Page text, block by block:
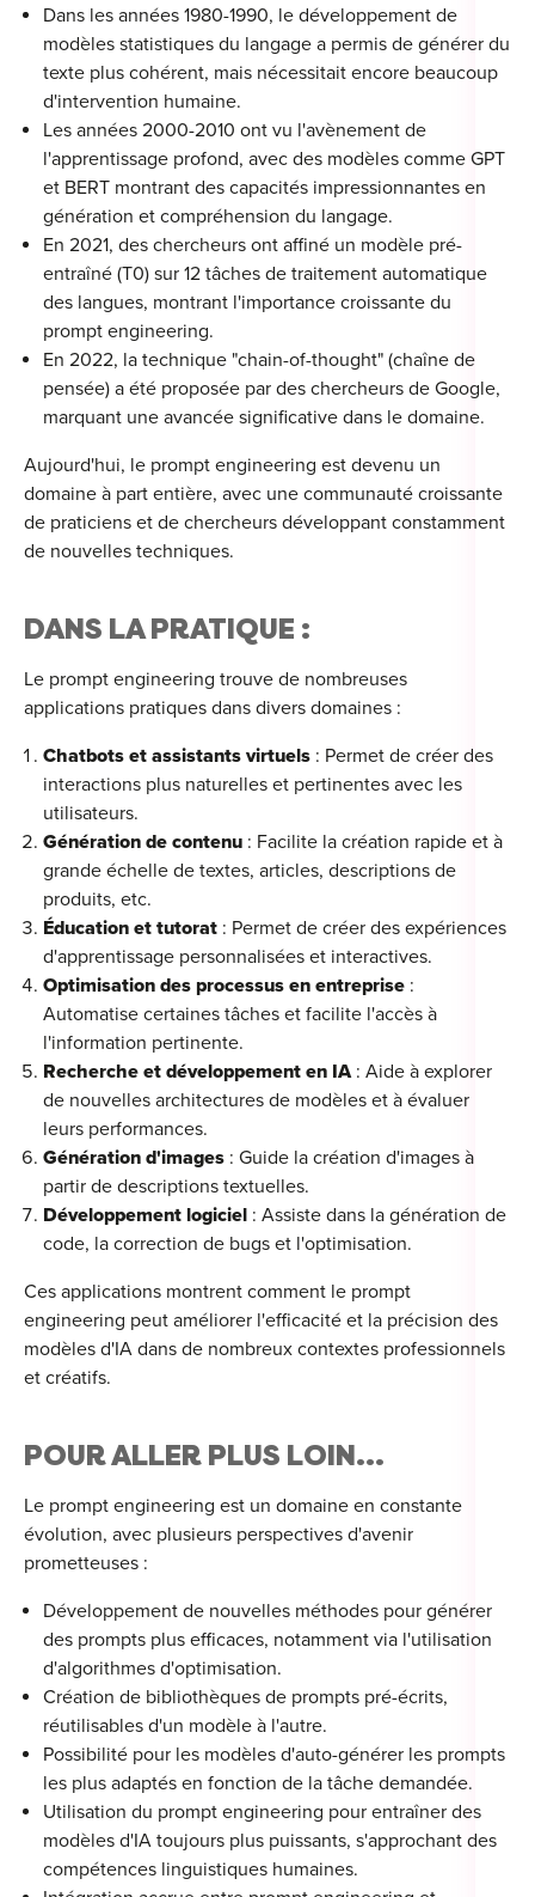
Dans les années 1980-1990, le développement de
modèles statistiques du langage a permis de générer du
texte plus cohérent, mais nécessitait encore beaucoup
d'intervention humaine.
Les années 2000-2010 ont vu l'avènement de
l'apprentissage profond, avec des modèles comme GPT
et BERT montrant des capacités impressionnantes en
génération et compréhension du langage.
En 2021, des chercheurs ont affiné un modèle pré-
entraîné (T0) sur 12 tâches de traitement automatique
des langues, montrant l'importance croissante du
prompt engineering.
En 2022, la technique "chain-of-thought" (chaîne de
pensée) a été proposée par des chercheurs de Google,
marquant une avancée significative dans le domaine.
Aujourd'hui, le prompt engineering est devenu un
domaine à part entière, avec une communauté croissante
de praticiens et de chercheurs développant constamment
de nouvelles techniques.
DANS LA PRATIQUE :
Le prompt engineering trouve de nombreuses
applications pratiques dans divers domaines :
Chatbots et assistants virtuels : Permet de créer des
interactions plus naturelles et pertinentes avec les
utilisateurs.
Génération de contenu : Facilite la création rapide et à
grande échelle de textes, articles, descriptions de
produits, etc.
Éducation et tutorat : Permet de créer des expériences
d'apprentissage personnalisées et interactives.
Optimisation des processus en entreprise :
Automatise certaines tâches et facilite l'accès à
l'information pertinente.
Recherche et développement en IA : Aide à explorer
de nouvelles architectures de modèles et à évaluer
leurs performances.
Génération d'images : Guide la création d'images à
partir de descriptions textuelles.
Développement logiciel : Assiste dans la génération de
code, la correction de bugs et l'optimisation.
Ces applications montrent comment le prompt
engineering peut améliorer l'efficacité et la précision des
modèles d'IA dans de nombreux contextes professionnels
et créatifs.
POUR ALLER PLUS LOIN...
Le prompt engineering est un domaine en constante
évolution, avec plusieurs perspectives d'avenir
prometteuses :
Développement de nouvelles méthodes pour générer
des prompts plus efficaces, notamment via l'utilisation
d'algorithmes d'optimisation.
Création de bibliothèques de prompts pré-écrits,
réutilisables d'un modèle à l'autre.
Possibilité pour les modèles d'auto-générer les prompts
les plus adaptés en fonction de la tâche demandée.
Utilisation du prompt engineering pour entraîner des
modèles d'IA toujours plus puissants, s'approchant des
compétences linguistiques humaines.